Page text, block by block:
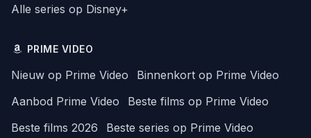
Alle series op Disney+
PRIME VIDEO
Nieuw op Prime Video
Binnenkort op Prime Video
Aanbod Prime Video
Beste films op Prime Video
Beste films 2026
Beste series op Prime Video